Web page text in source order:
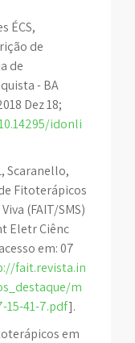
ÉCS,
de
de
- BA
Dez 18;
idonli
Scaranello,
Fitoterápicos
(FAIT/SMS)
Eletr Ciênc
em: 07
fait.revista.in
m
15-41-7.pdf].
em